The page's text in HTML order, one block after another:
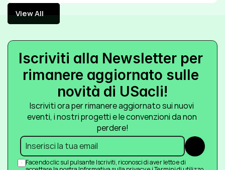
View All
View All
Iscriviti alla Newsletter per
rimanere aggiornato sulle
novità di USacli!
Iscriviti ora per rimanere aggiornato sui nuovi
eventi, i nostri progetti e le convenzioni da non
perdere!
Submit
Facendo clic sul pulsante Iscriviti, riconosci di aver letto e di